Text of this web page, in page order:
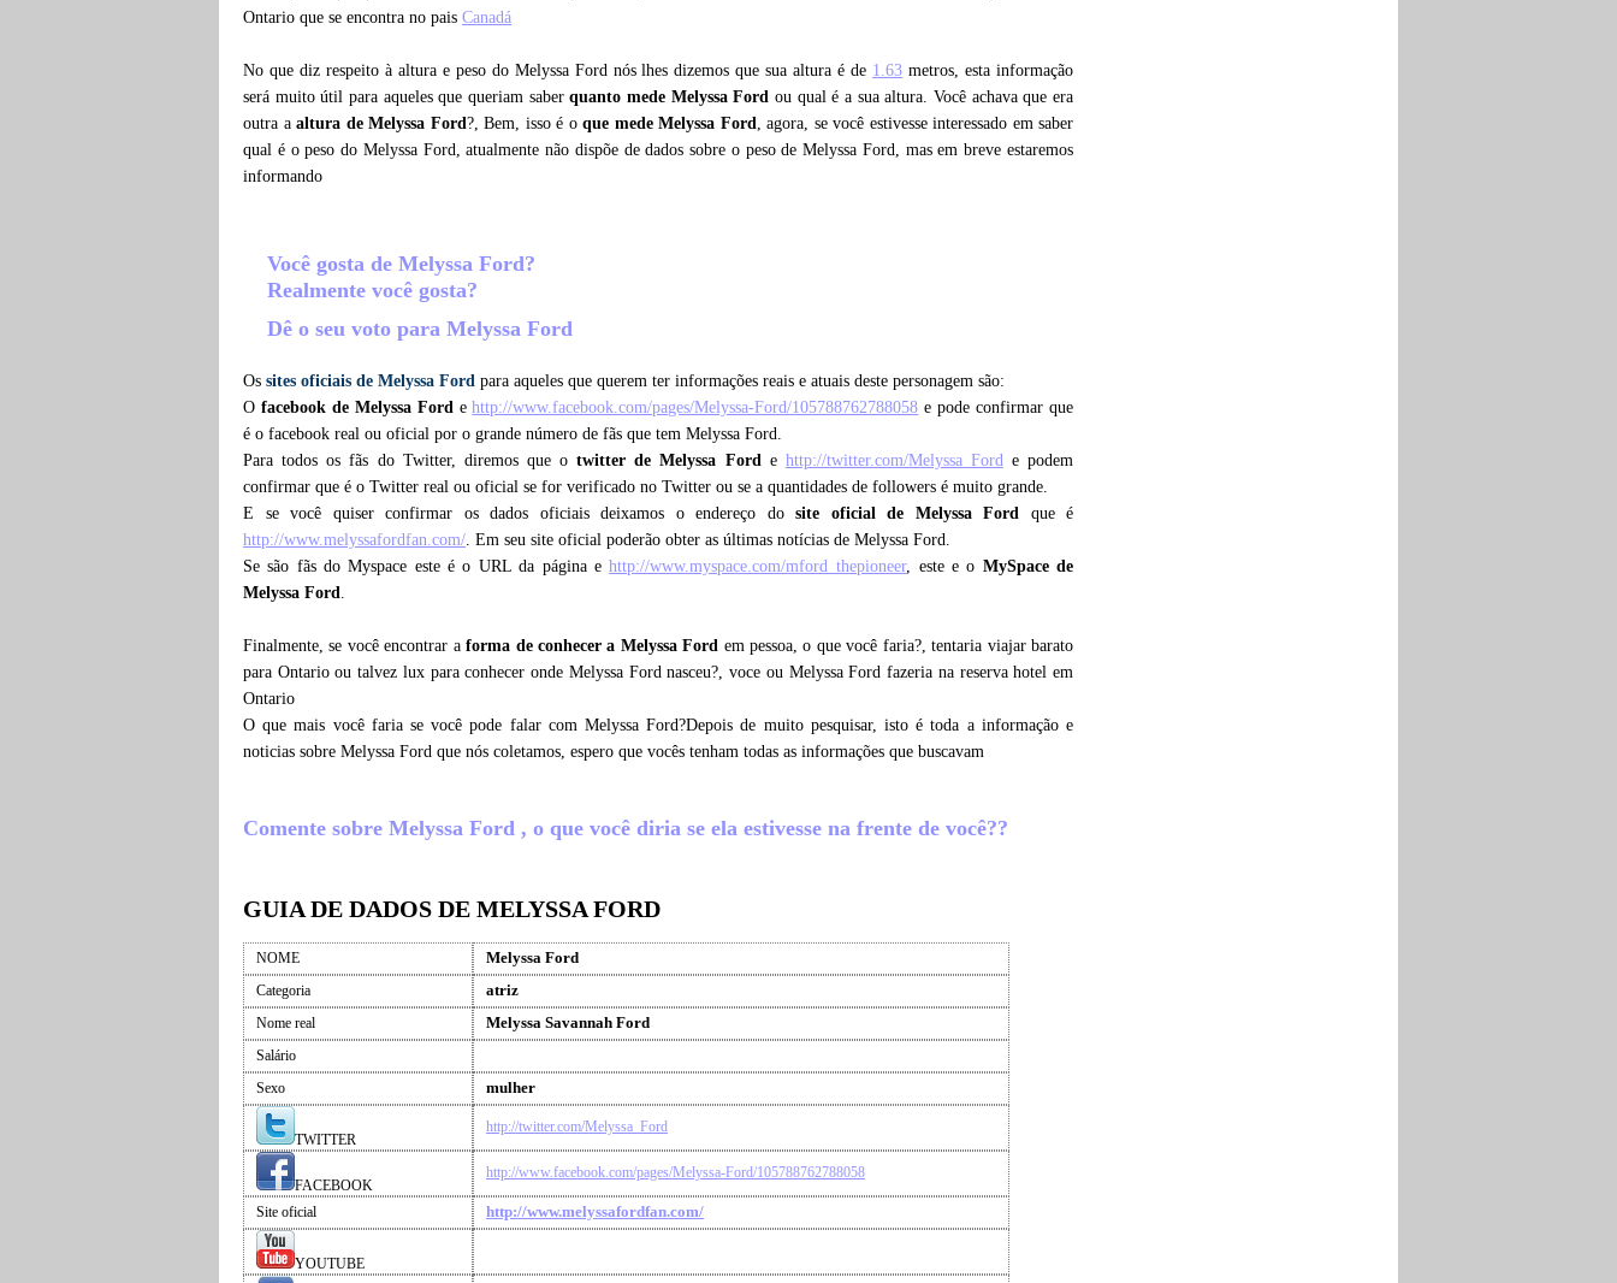
Ontario que se encontra no pais Canadá
No que diz respeito à altura e peso do Melyssa Ford nós lhes dizemos que sua altura é de 1.63 metros, esta informação
será muito útil para aqueles que queriam saberquanto mede Melyssa Ford ou qual é a sua altura. Você achava que era
outra a altura de Melyssa Ford?, Bem, isso é o que mede Melyssa Ford, agora, se você estivesse interessado em saber
qual é o peso do Melyssa Ford, atualmente não dispõe de dados sobre o peso de Melyssa Ford, mas em breve estaremos
informando
Você gosta de Melyssa Ford?
Realmente você gosta?
Dê o seu voto para Melyssa Ford
Os sites oficiais de Melyssa Ford para aqueles que querem ter informações reais e atuais deste personagem são:
O facebook de Melyssa Fordehttp://www.facebook.com/pages/Melyssa-Ford/105788762788058 e pode confirmar que
é o facebook real ou oficial por o grande número de fãs que tem Melyssa Ford.
Para todos os fãs do Twitter, diremos que otwitter de Melyssa Forde http://twitter.com/Melyssa_Forde podem
confirmar que é o Twitter real ou oficial se for verificado no Twitter ou se a quantidades de followers é muito grande.
E se você quiser confirmar os dados oficiais deixamos o endereço do site oficial de Melyssa Ford que é
http://www.melyssafordfan.com/. Em seu site oficial poderão obter as últimas notícias de Melyssa Ford.
Se são fãs do Myspace este é o URL da página ehttp://www.myspace.com/mford_thepioneer, este e o MySpace de
Melyssa Ford.
Finalmente, se você encontrar aforma de conhecer a Melyssa Ford em pessoa, o que você faria?, tentaria viajar barato
para Ontario ou talvez lux para conhecer onde Melyssa Ford nasceu?, voce ou Melyssa Ford fazeria na reserva hotel em
Ontario
O que mais você faria se você pode falar com Melyssa Ford?Depois de muito pesquisar, isto é toda a informação e
noticias sobre Melyssa Ford que nós coletamos, espero que vocês tenham todas as informações que buscavam
Comente sobre Melyssa Ford , o que você diria se ela estivesse na frente de você??
GUIA DE DADOS DE MELYSSA FORD
NOME Melyssa Ford
Categoria atriz
Nome real Melyssa Savannah Ford
Salário
Sexo
mulher
TWITTER
http://twitter.com/Melyssa_Ford
FACEBOOK
http://www.facebook.com/pages/Melyssa-Ford/105788762788058
Site oficial http://www.melyssafordfan.com/
YOUTUBE